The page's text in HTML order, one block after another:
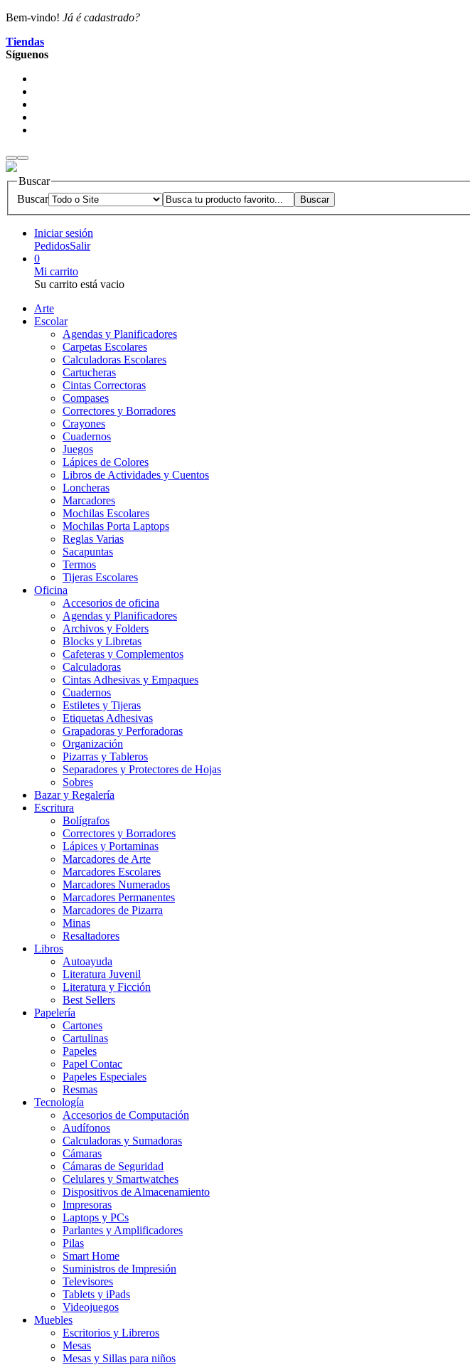
Bem-vindo! Já é cadastrado?
Tiendas
Síguenos
Buscar
Buscar
Iniciar sesión
PedidosSalir
0
Mi carrito
Su carrito está vacio
Arte
Escolar
Agendas y Planificadores
Carpetas Escolares
Calculadoras Escolares
Cartucheras
Cintas Correctoras
Compases
Correctores y Borradores
Crayones
Cuadernos
Juegos
Lápices de Colores
Libros de Actividades y Cuentos
Loncheras
Marcadores
Mochilas Escolares
Mochilas Porta Laptops
Reglas Varias
Sacapuntas
Termos
Tijeras Escolares
Oficina
Accesorios de oficina
Agendas y Planificadores
Archivos y Folders
Blocks y Libretas
Cafeteras y Complementos
Calculadoras
Cintas Adhesivas y Empaques
Cuadernos
Estiletes y Tijeras
Etiquetas Adhesivas
Grapadoras y Perforadoras
Organización
Pizarras y Tableros
Separadores y Protectores de Hojas
Sobres
Bazar y Regalería
Escritura
Bolígrafos
Correctores y Borradores
Lápices y Portaminas
Marcadores de Arte
Marcadores Escolares
Marcadores Numerados
Marcadores Permanentes
Marcadores de Pizarra
Minas
Resaltadores
Libros
Autoayuda
Literatura Juvenil
Literatura y Ficción
Best Sellers
Papelería
Cartones
Cartulinas
Papeles
Papel Contac
Papeles Especiales
Resmas
Tecnología
Accesorios de Computación
Audífonos
Calculadoras y Sumadoras
Cámaras
Cámaras de Seguridad
Celulares y Smartwatches
Dispositivos de Almacenamiento
Impresoras
Laptops y PCs
Parlantes y Amplificadores
Pilas
Smart Home
Suministros de Impresión
Televisores
Tablets y iPads
Videojuegos
Muebles
Escritorios y Libreros
Mesas
Mesas y Sillas para niños